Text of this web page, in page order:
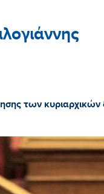
των